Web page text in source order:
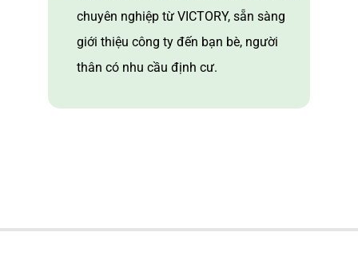
chuyên nghiệp từ VICTORY, sẵn sàng
giới thiệu công ty đến bạn bè, người
thân có nhu cầu định cư.